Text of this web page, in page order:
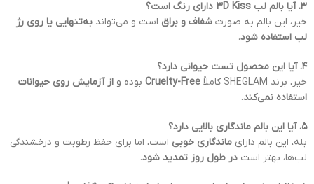
۳. آیا بالم لب 3D Kiss دارای رنگ است؟
خیر، این بالم به صورت شفاف و براق است و می‌تواند به‌تنهایی یا روی رژ
لب استفاده شود.
۴. آیا این محصول تست حیوانی دارد؟
خیر، برند SHEGLAM کاملاً
Cruelty-Free بوده و از آزمایش روی حیوانات
استفاده نمی‌کند.
۵. آیا این بالم ماندگاری بالایی دارد؟
بله، این بالم دارای ماندگاری خوبی است، اما برای حفظ رطوبت و درخشندگی
لب‌ها، بهتر است در طول روز تمدید شود.